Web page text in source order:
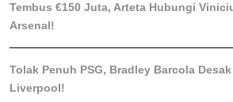
Tembus €150 Juta, Arteta Hubungi
Arsenal!
Tolak Penuh PSG, Bradley Barcola
Liverpool!